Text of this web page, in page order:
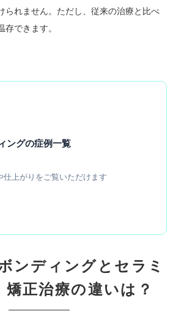
られません。ただし、従来の治療と比べ
できます。
ングの症例一覧
仕上がりをご覧いただけます
ンディングとセラミ
矯正治療の違いは？